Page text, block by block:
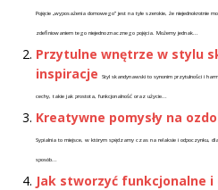
Pojęcie „wyposażenia domowego” jest na tyle szerokie, że niejednokrotnie
zdefiniowaniem tego niejednoznacznego pojęcia. Możemy jednak...
Przytulne wnętrze w stylu
inspiracje
Styl skandynawski to synonim przytulności i
cechy, takie jak prostota, funkcjonalność oraz użycie...
Kreatywne pomysły na
Sypialnia to miejsce, w którym spędzamy czas na relaksie i odpoczynku,
sposób...
Jak stworzyć funkcjonalne